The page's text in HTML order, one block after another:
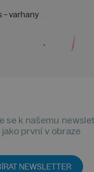
– varhany
se k našemu
první v obraze
NEWSLETTER